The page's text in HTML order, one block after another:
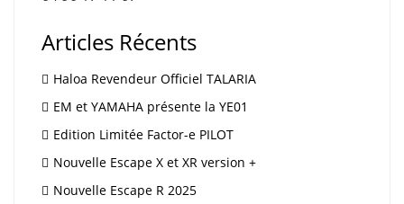
Articles Récents
Haloa Revendeur Officiel TALARIA
EM et YAMAHA présente la YE01
Edition Limitée Factor-e PILOT
Nouvelle Escape X et XR version +
Nouvelle Escape R 2025